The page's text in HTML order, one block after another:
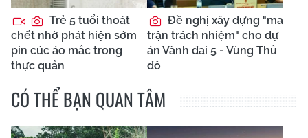
Trẻ 5 tuổi thoát
chết nhờ phát hiện sớm
pin cúc áo mắc trong
thực quản
Đề nghị xây dựng "ma
trận trách nhiệm" cho dự
án Vành đai 5 - Vùng Thủ
đô
CÓ THỂ BẠN QUAN TÂM